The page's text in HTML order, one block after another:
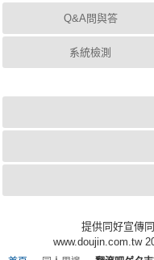
Q&A問與答
系統檢測
提供同好宣傳
www.doujin.com.tw